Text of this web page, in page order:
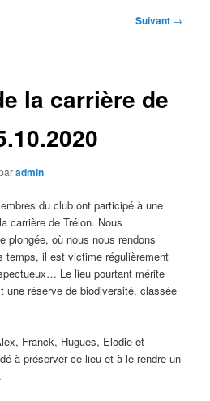
Suivant →
la carrière de
admin
du club ont participé à une
carrière de Trélon. Nous
plongée, où nous nous rendons
temps, il est victime régulièrement
Le lieu pourtant mérite
une réserve de biodiversité, classée
Franck, Hugues, Elodie et
à préserver ce lieu et à le rendre un